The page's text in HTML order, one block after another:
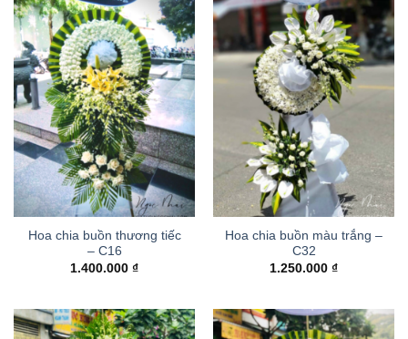
Hoa chia buồn thương tiếc
– C16
1.400.000 ₫
Hoa chia buồn màu trắng –
C32
1.250.000 ₫